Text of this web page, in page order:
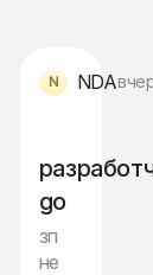
NDA
go
зп
не